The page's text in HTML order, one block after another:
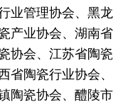
业管理协会、黑龙
产业协会、湖南省
协会、江苏省陶瓷
省陶瓷行业协会、
陶瓷协会、醴陵市